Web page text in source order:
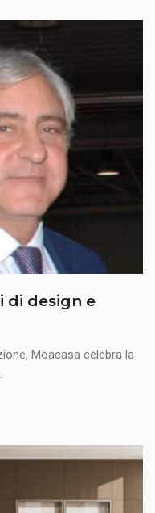
di design e
Moacasa celebra la